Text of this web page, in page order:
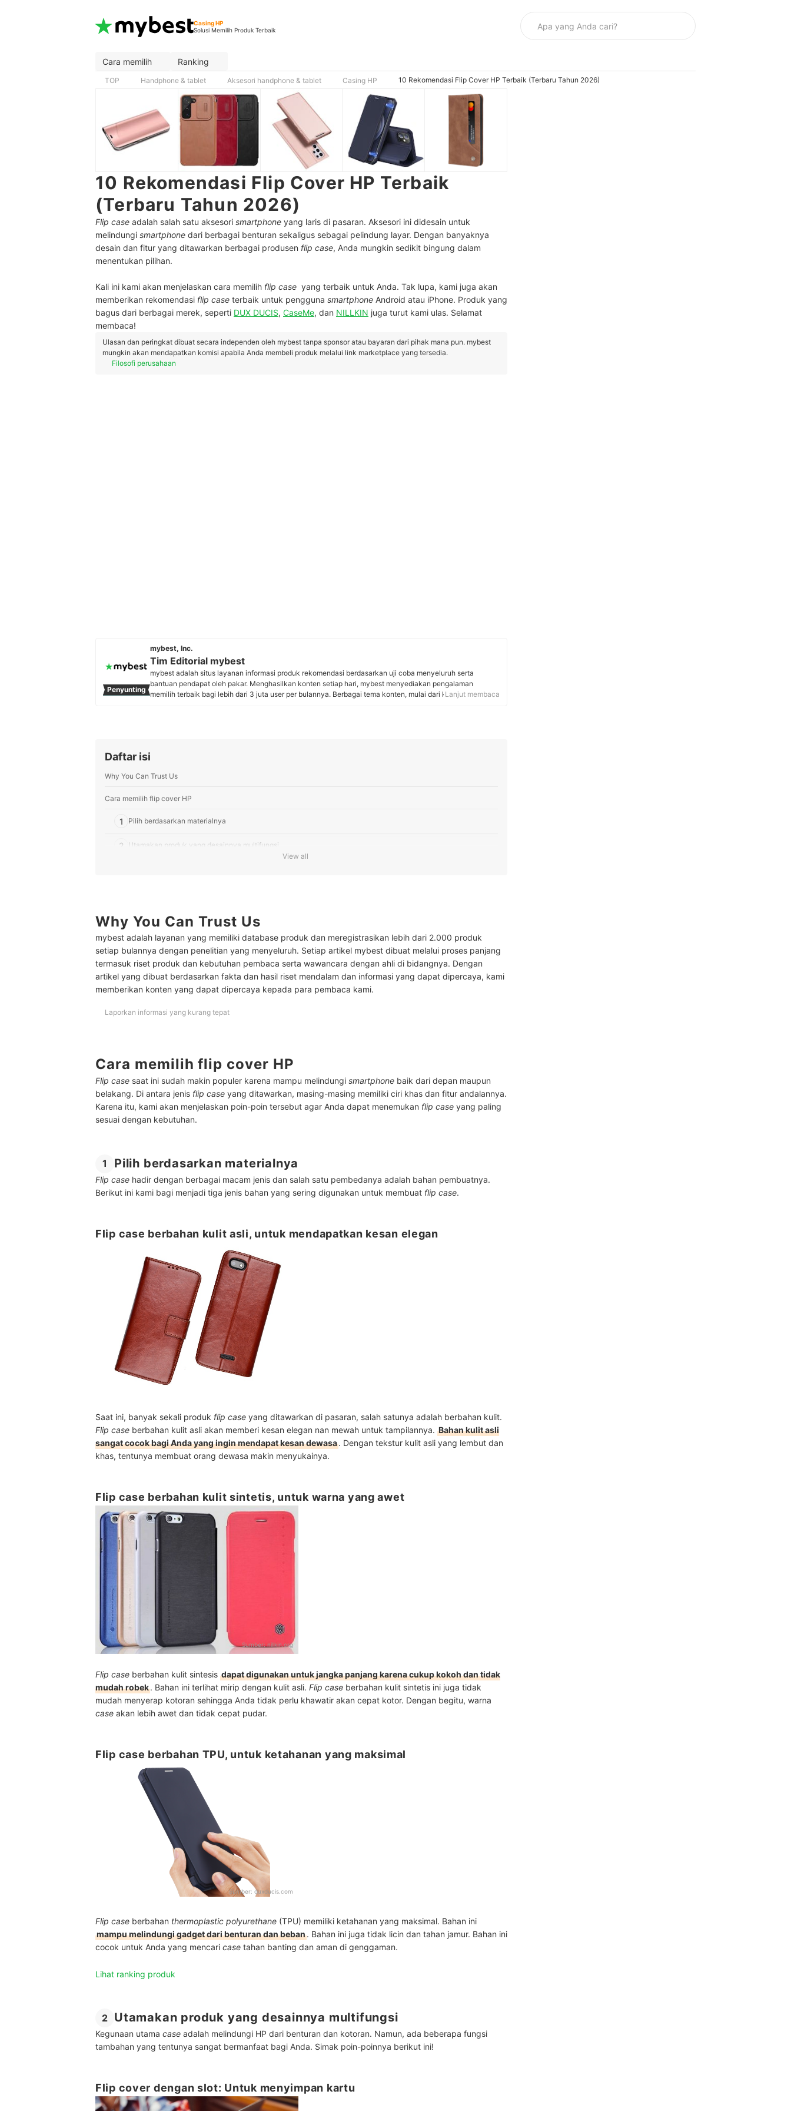
Casing HP
Solusi Memilih Produk Terbaik
Cara memilih Ranking
TOP Handphone & tablet Aksesori handphone & tablet Casing HP 10 Rekomendasi Flip Cover HP Terbaik (Terbaru Tahun 2026)
10 Rekomendasi Flip Cover HP Terbaik
(Terbaru Tahun 2026)
Flip case adalah salah satu aksesori smartphone yang laris di pasaran. Aksesori ini didesain untuk
melindungi smartphone dari berbagai benturan sekaligus sebagai pelindung layar. Dengan banyaknya
desain dan fitur yang ditawarkan berbagai produsen flip case, Anda mungkin sedikit bingung dalam
menentukan pilihan.
Kali ini kami akan menjelaskan cara memilih flip case yang terbaik untuk Anda. Tak lupa, kami juga akan
memberikan rekomendasi flip case terbaik untuk pengguna smartphone Android atau iPhone. Produk yang
bagus dari berbagai merek, seperti DUX DUCIS, CaseMe, dan NILLKIN juga turut kami ulas. Selamat
membaca!
Ulasan dan peringkat dibuat secara independen oleh mybest tanpa sponsor atau bayaran dari pihak mana pun. mybest
mungkin akan mendapatkan komisi apabila Anda membeli produk melalui link marketplace yang tersedia.
Filosofi perusahaan
Penyunting
mybest, Inc.
Tim Editorial mybest
mybest adalah situs layanan informasi produk rekomendasi berdasarkan uji coba menyeluruh serta
bantuan pendapat oleh pakar. Menghasilkan konten setiap hari, mybest menyediakan pengalaman
memilih terbaik bagi lebih dari 3 juta user per bulannya. Berbagai tema konten, mulai dari kosmetik,
Lanjut membaca
Daftar isi
Why You Can Trust Us
Cara memilih flip cover HP
1 Pilih berdasarkan materialnya
2 Utamakan produk yang desainnya multifungsi
Baca juga rekomendasi case lainnya untuk smartphone di sini
View all
Why You Can Trust Us
mybest adalah layanan yang memiliki database produk dan meregistrasikan lebih dari 2.000 produk
setiap bulannya dengan penelitian yang menyeluruh. Setiap artikel mybest dibuat melalui proses panjang
termasuk riset produk dan kebutuhan pembaca serta wawancara dengan ahli di bidangnya. Dengan
artikel yang dibuat berdasarkan fakta dan hasil riset mendalam dan informasi yang dapat dipercaya, kami
memberikan konten yang dapat dipercaya kepada para pembaca kami.
Laporkan informasi yang kurang tepat
Cara memilih flip cover HP
Flip case saat ini sudah makin populer karena mampu melindungi smartphone baik dari depan maupun
belakang. Di antara jenis flip case yang ditawarkan, masing-masing memiliki ciri khas dan fitur andalannya.
Karena itu, kami akan menjelaskan poin-poin tersebut agar Anda dapat menemukan flip case yang paling
sesuai dengan kebutuhan.
1 Pilih berdasarkan materialnya
Flip case hadir dengan berbagai macam jenis dan salah satu pembedanya adalah bahan pembuatnya.
Berikut ini kami bagi menjadi tiga jenis bahan yang sering digunakan untuk membuat flip case.
Flip case berbahan kulit asli, untuk mendapatkan kesan elegan
Saat ini, banyak sekali produk flip case yang ditawarkan di pasaran, salah satunya adalah berbahan kulit.
Flip case berbahan kulit asli akan memberi kesan elegan nan mewah untuk tampilannya. Bahan kulit asli
sangat cocok bagi Anda yang ingin mendapat kesan dewasa. Dengan tekstur kulit asli yang lembut dan
khas, tentunya membuat orang dewasa makin menyukainya.
Flip case berbahan kulit sintetis, untuk warna yang awet
Sumber:nillkin.org
Flip case berbahan kulit sintesis dapat digunakan untuk jangka panjang karena cukup kokoh dan tidak
mudah robek. Bahan ini terlihat mirip dengan kulit asli. Flip case berbahan kulit sintetis ini juga tidak
mudah menyerap kotoran sehingga Anda tidak perlu khawatir akan cepat kotor. Dengan begitu, warna
case akan lebih awet dan tidak cepat pudar.
Flip case berbahan TPU, untuk ketahanan yang maksimal
Sumber: duxducis.com
Flip case berbahan thermoplastic polyurethane (TPU) memiliki ketahanan yang maksimal. Bahan ini
mampu melindungi gadget dari benturan dan beban. Bahan ini juga tidak licin dan tahan jamur. Bahan ini
cocok untuk Anda yang mencari case tahan banting dan aman di genggaman.
Lihat ranking produk
2 Utamakan produk yang desainnya multifungsi
Kegunaan utama case adalah melindungi HP dari benturan dan kotoran. Namun, ada beberapa fungsi
tambahan yang tentunya sangat bermanfaat bagi Anda. Simak poin-poinnya berikut ini!
Flip cover dengan slot: Untuk menyimpan kartu